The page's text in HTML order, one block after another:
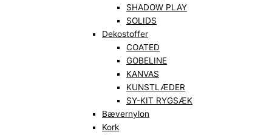
SHADOW PLAY
SOLIDS
Dekostoffer
COATED
GOBELINE
KANVAS
KUNSTLÆDER
SY-KIT RYGSÆK
Bævernylon
Kork